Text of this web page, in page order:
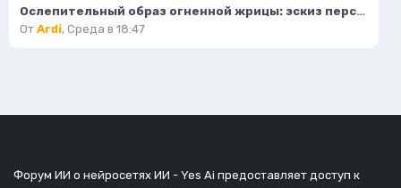
Ослепительный образ огненной жрицы: эскиз персонажа в стиле фэнтези. Изображение из нейросети Flux 1
От Ardi, Среда в 18:47
Форум ИИ о нейросетях ИИ - Yes Ai предоставляет доступ к